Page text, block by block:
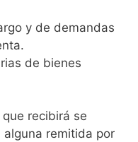
y de demandas
de bienes
recibirá se
alguna remitida por